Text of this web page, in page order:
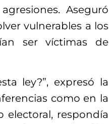
Aseguró
vulnerables a los
ser víctimas de
ley?”, expresó la
como en la
electoral, respondía